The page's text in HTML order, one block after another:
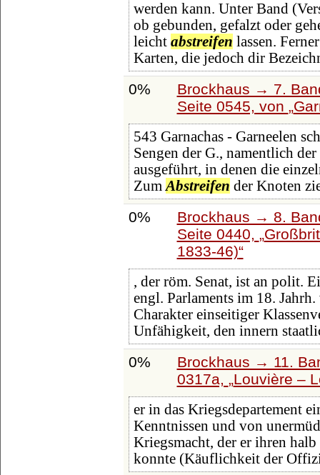
werden kann. Unter Band
ob gebunden, gefalzt oder
leicht abstreifen lassen.
Karten, die jedoch dir
0%
Brockhaus → 7.
Seite 0545, von
543 Garnachas - Garneelen
Sengen der G., namentlich
ausgeführt, in denen die
Zum Abstreifen der Knoten
0%
Brockhaus → 8.
Seite 0440,
1833-46)
, der röm. Senat, ist an polit.
engl. Parlaments im 18.
Charakter einseitiger
Unfähigkeit, den innern
0%
Brockhaus → 11.
0317a,
Louvière –
er in das Kriegsdepartement
Kenntnissen und von
Kriegsmacht, der er ihren
konnte (Käuflichkeit der